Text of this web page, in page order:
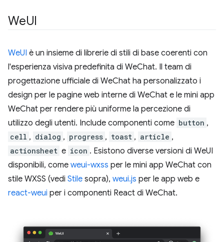
WeUI
WeUI è un insieme di librerie di stili di base coerenti con
l'esperienza visiva predefinita di WeChat. Il team di
progettazione ufficiale di WeChat ha personalizzato i
design per le pagine web interne di WeChat e le mini app
WeChat per rendere più uniforme la percezione di
utilizzo degli utenti. Include componenti come button ,
cell , dialog , progress , toast , article ,
actionsheet e icon . Esistono diverse versioni di WeUI
disponibili, come weui-wxss per le mini app WeChat con
stile WXSS (vedi Stile sopra), weui.js per le app web e
react-weui per i componenti React di WeChat.